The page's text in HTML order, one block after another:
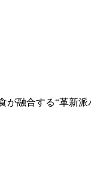
が融合する“革新派